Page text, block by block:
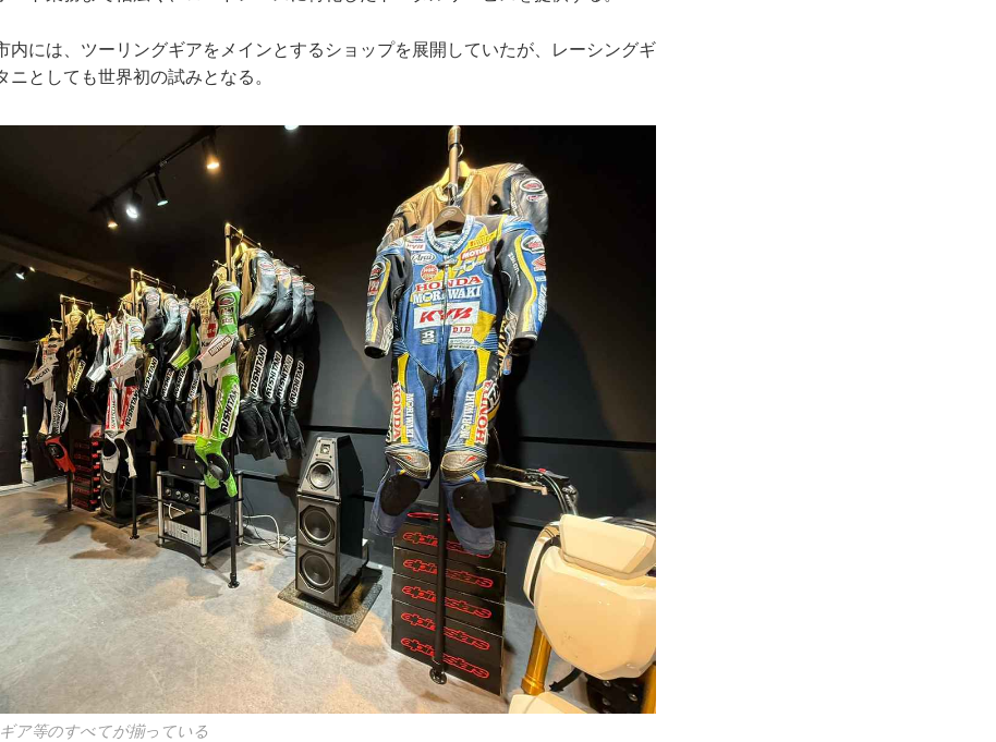
内には、ツーリングギアをメインとするショップを展開していたが、レーシングギ
ニとしても世界初の試みとなる。
ア等のすべてが揃っている